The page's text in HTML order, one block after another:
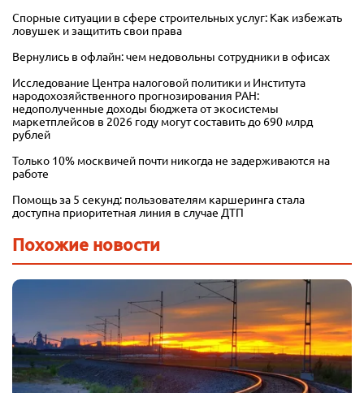
Спорные ситуации в сфере строительных услуг: Как избежать
ловушек и защитить свои права
Вернулись в офлайн: чем недовольны сотрудники в офисах
Исследование Центра налоговой политики и Института
народохозяйственного прогнозирования РАН:
недополученные доходы бюджета от экосистемы
маркетплейсов в 2026 году могут составить до 690 млрд
рублей
Только 10% москвичей почти никогда не задерживаются на
работе
Помощь за 5 секунд: пользователям каршеринга стала
доступна приоритетная линия в случае ДТП
Похожие новости